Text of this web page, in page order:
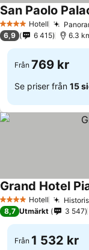
4 StjärnorHotell
San Paolo
6,9 6 415 6.3
Från 769 kr
Se priser från 15
4 StjärnorHotell
Grand Hotel
8,7 Utmärkt 3 547
Från 1 532 kr